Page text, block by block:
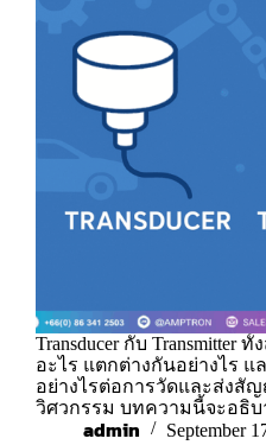
Transducer กับ Transmitter
อะไร แตกต่างกันอย่างไร
อย่างไรต่อการวัดและส่ง
วิศวกรรม บทความนี้จะอธิบ
admin September